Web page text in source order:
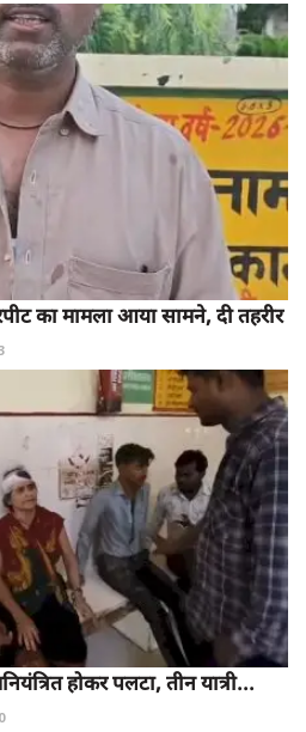
का मामला आया सामने, दी तहरीर
होकर पलटा, तीन यात्री...